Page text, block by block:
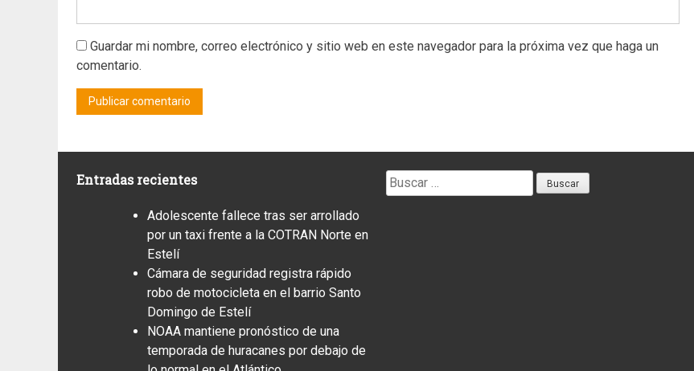
Guardar mi nombre, correo electrónico y sitio web en este navegador para la próxima vez que haga un
comentario.
Entradas recientes
Adolescente fallece tras ser arrollado
por un taxi frente a la COTRAN Norte en
Estelí
Cámara de seguridad registra rápido
robo de motocicleta en el barrio Santo
Domingo de Estelí
NOAA mantiene pronóstico de una
temporada de huracanes por debajo de
Buscar: